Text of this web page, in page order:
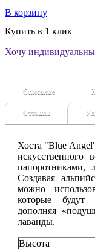
В корзину
Купить в 1 клик
Хочу
Описание
Отзывы
Хоста "Blue
искусственного
папоротниками,
Создавая
можно
которые будут
дополняя
лаванды.
Высота